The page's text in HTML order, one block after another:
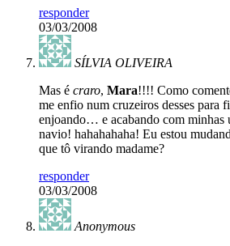
responder
03/03/2008
SÍLVIA OLIVEIRA
Mas é craro, Mara!!!! Como
me enfio num cruzeiros desses para
enjoando… e acabando com minhas
navio! hahahahaha! Eu estou
que tô virando madame?
responder
03/03/2008
Anonymous